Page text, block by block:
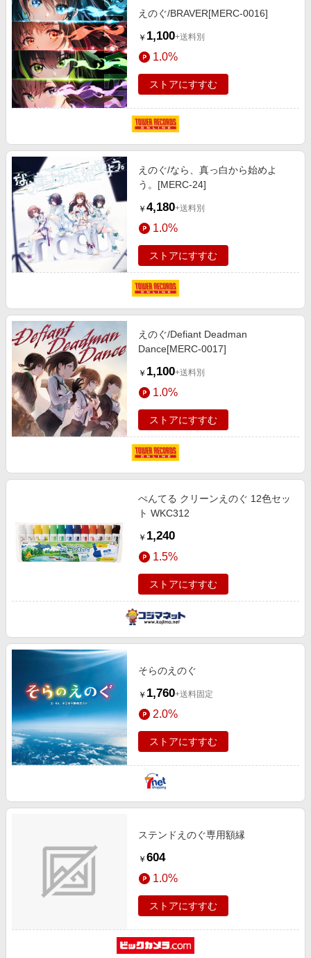
えのぐ/BRAVER[MERC-0016]
￥ 1,100+送料別
1.0%
ストアにすすむ
えのぐ/なら、真っ白から始めよ
う。[MERC-24]
￥ 4,180+送料別
1.0%
ストアにすすむ
えのぐ/Defiant Deadman
Dance[MERC-0017]
￥ 1,100+送料別
1.0%
ストアにすすむ
ぺんてる クリーンえのぐ 12色セッ
ト WKC312
￥ 1,240
1.5%
ストアにすすむ
そらのえのぐ
￥ 1,760+送料固定
2.0%
ストアにすすむ
ステンドえのぐ専用額縁
￥ 604
1.0%
ストアにすすむ